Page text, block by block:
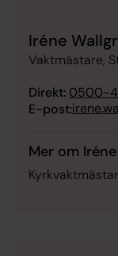
Iréne
Vaktmästare,
Direkt: 0500-
E-post:
Mer om